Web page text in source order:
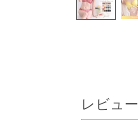
レビュー